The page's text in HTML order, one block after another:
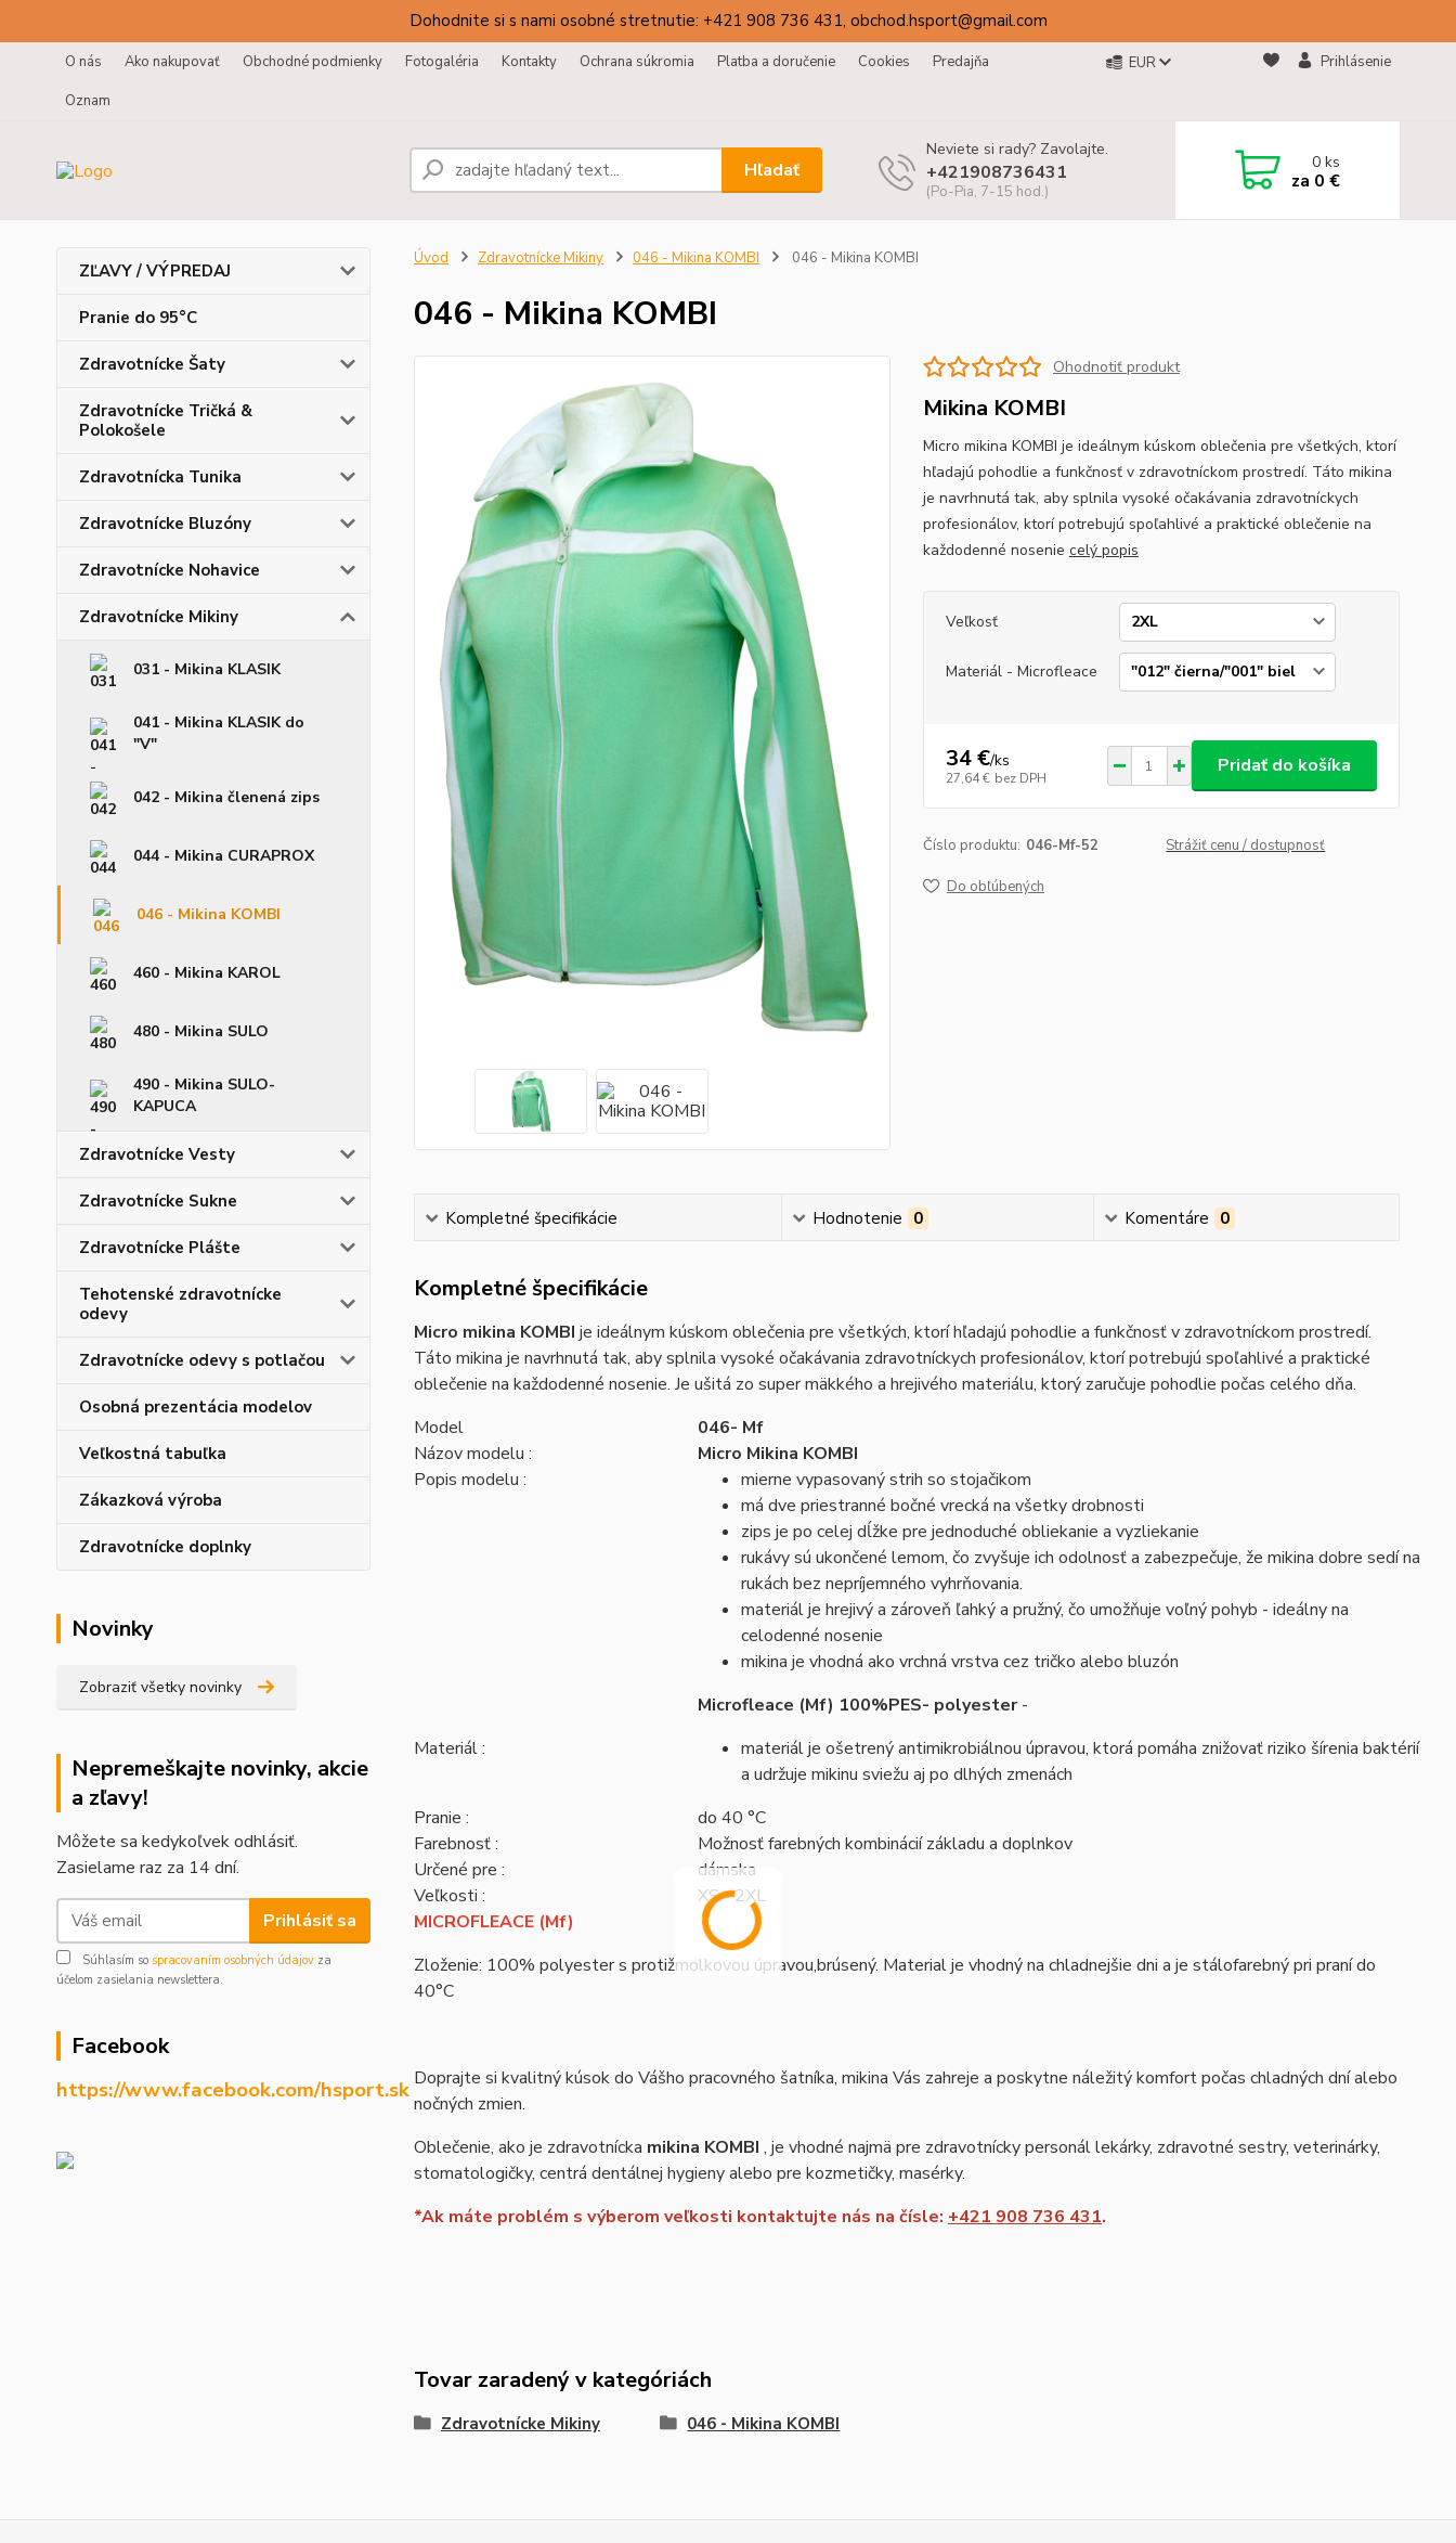
Dohodnite si s nami osobné stretnutie: +421 908 736 431, obchod.hsport@gmail.com
O nás Ako nakupovať Obchodné podmienky Fotogaléria Kontakty Ochrana súkromia Platba a doručenie Cookies
Predajňa
Oznam
EUR Prihlásenie
Hľadať
Neviete si rady? Zavolajte.
+421908736431
(Po-Pia, 7-15 hod.)
0ks
za 0 €
ZĽAVY / VÝPREDAJ
Pranie do 95°C
Zdravotnícke Šaty
Zdravotnícke Tričká &
Polokošele
Zdravotnícka Tunika
Zdravotnícke Bluzóny
Zdravotnícke Nohavice
Zdravotnícke Mikiny
031 - Mikina KLASIK
041 - Mikina KLASIK do
"V"
042 - Mikina členená zips
044 - Mikina CURAPROX
046 - Mikina KOMBI
460 - Mikina KAROL
480 - Mikina SULO
490 - Mikina SULO-
KAPUCA
Zdravotnícke Vesty
Zdravotnícke Sukne
Zdravotnícke Plášte
Tehotenské zdravotnícke
odevy
Zdravotnícke odevy s potlačou
Osobná prezentácia modelov
Veľkostná tabuľka
Zákazková výroba
Zdravotnícke doplnky
Novinky
Zobraziť všetky novinky
Nepremeškajte novinky, akcie
a zľavy!
Môžete sa kedykoľvek odhlásiť.
Zasielame raz za 14 dní.
Prihlásiť sa
Súhlasím so spracovaním osobných údajov za
účelom zasielania newslettera.
Facebook
https://www.facebook.com/hsport.sk
Úvod Zdravotnícke Mikiny 046 - Mikina KOMBI 046 - Mikina KOMBI
046 - Mikina KOMBI
Ohodnotiť produkt
Mikina KOMBI
Micro mikina KOMBI je ideálnym kúskom oblečenia pre všetkých, ktorí
hľadajú pohodlie a funkčnosť v zdravotníckom prostredí. Táto mikina
je navrhnutá tak, aby splnila vysoké očakávania zdravotníckych
profesionálov, ktorí potrebujú spoľahlivé a praktické oblečenie na
každodenné nosenie celý popis
Veľkosť
Materiál - Microfleace
34 €/ks
27,64 € bez DPH
Pridať do košíka
Číslo produktu: 046-Mf-52 Strážiť cenu / dostupnosť
Do obľúbených
Kompletné špecifikácie Hodnotenie 0 Komentáre 0
Kompletné špecifikácie
Micro mikina KOMBI je ideálnym kúskom oblečenia pre všetkých, ktorí hľadajú pohodlie a funkčnosť v zdravotníckom prostredí.
Táto mikina je navrhnutá tak, aby splnila vysoké očakávania zdravotníckych profesionálov, ktorí potrebujú spoľahlivé a praktické
oblečenie na každodenné nosenie. Je ušitá zo super mäkkého a hrejivého materiálu, ktorý zaručuje pohodlie počas celého dňa.
Model
046- Mf
Názov modelu :
Micro Mikina KOMBI
Popis modelu :
mierne vypasovaný strih so stojačikom
má dve priestranné bočné vrecká na všetky drobnosti
zips je po celej dĺžke pre jednoduché obliekanie a vyzliekanie
rukávy sú ukončené lemom, čo zvyšuje ich odolnosť a zabezpečuje, že mikina dobre sedí na
rukách bez nepríjemného vyhrňovania.
materiál je hrejivý a zároveň ľahký a pružný, čo umožňuje voľný pohyb - ideálny na
celodenné nosenie
mikina je vhodná ako vrchná vrstva cez tričko alebo bluzón
Materiál :
Microfleace (Mf) 100%PES- polyester-
materiál je ošetrený antimikrobiálnou úpravou, ktorá pomáha znižovať riziko šírenia baktérií
a udržuje mikinu sviežu aj po dlhých zmenách
Pranie :
do 40 °C
Farebnosť :
Možnosť farebných kombinácií základu a doplnkov
Určené pre :
dámska
Veľkosti :
XS - 2XL
MICROFLEACE (Mf)
Zloženie: 100% polyester s protižmolkovou úpravou,brúsený. Material je vhodný na chladnejšie dni a je stálofarebný pri praní do
40°C
Doprajte si kvalitný kúsok do Vášho pracovného šatníka, mikina Vás zahreje a poskytne náležitý komfort počas chladných dní alebo
nočných zmien.
Oblečenie, ako je zdravotnícka mikina KOMBI , je vhodné najmä pre zdravotnícky personál lekárky, zdravotné sestry, veterinárky,
stomatologičky, centrá dentálnej hygieny alebo pre kozmetičky, masérky.
*Ak máte problém s výberom veľkosti kontaktujte nás na čísle: +421 908 736 431.
Tovar zaradený v kategóriách
Zdravotnícke Mikiny 046 - Mikina KOMBI